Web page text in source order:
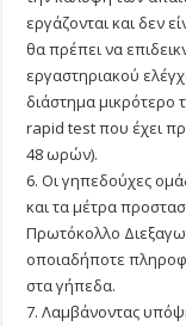
εργάζονται και δεν
θα πρέπει να
εργαστηριακού
διάστημα
rapid test που έχει
48 ωρών).
6. Οι γηπεδούχες
και τα μέτρα
Πρωτόκολλο
οποιαδήποτε
στα γήπεδα.
7. Λαμβάνοντας